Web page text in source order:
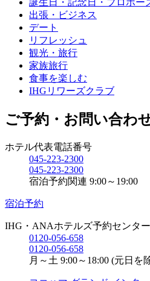
出張・ビジネス
デート
リフレッシュ
観光・旅行
家族旅行
食事を楽しむ
IHGリワーズクラブ
ご予約・お問い合わ
ホテル代表電話番号
045-223-2300
045-223-2300
宿泊予約関連 9:00～19:00
宿泊予約
IHG・ANAホテルズ予約センター
0120-056-658
0120-056-658
月～土 9:00～18:00 (元日を